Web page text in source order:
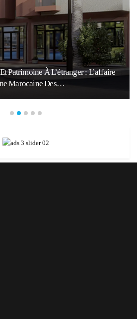
Patrimoine À L’étranger : L’affaire
Marocaine Des…